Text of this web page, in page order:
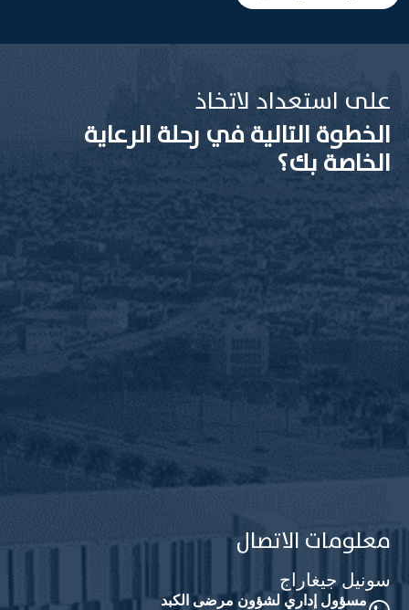
على استعداد لاتخاذ
الخطوة التالية في رحلة الرعاية
الخاصة بك؟
معلومات الاتصال
سونيل جيغاراج
مسؤول إداري لشؤون مرضى الكبد